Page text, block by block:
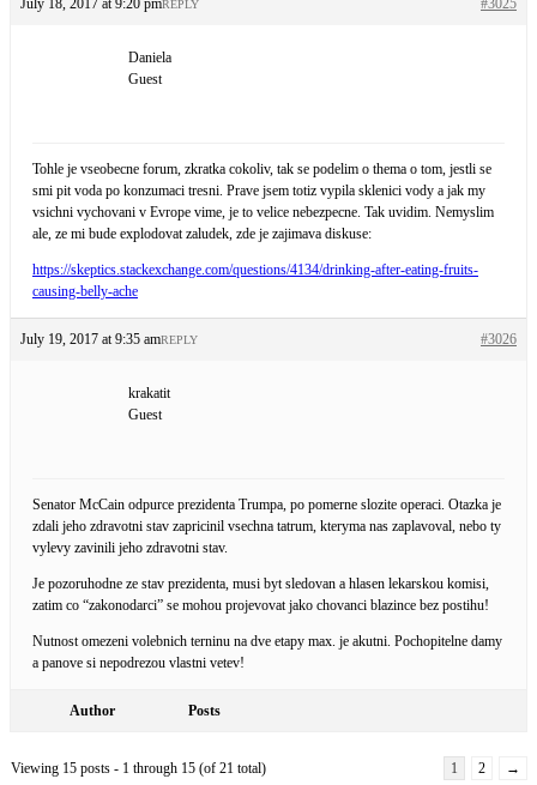
REPLY
Daniela
Guest
Tohle je vseobecne forum, zkratka cokoliv, tak se podelim o thema o tom, jestli se
smi pit voda po konzumaci tresni. Prave jsem totiz vypila sklenici vody a jak my
vsichni vychovani v Evrope vime, je to velice nebezpecne. Tak uvidim. Nemyslim
ale, ze mi bude explodovat zaludek, zde je zajimava diskuse:
https://skeptics.stackexchange.com/questions/4134/drinking-after-eating-fruits-
causing-belly-ache
July 19, 2017 at 9:35 am #3026
REPLY
krakatit
Guest
Senator McCain odpurce prezidenta Trumpa, po pomerne slozite operaci. Otazka je
zdali jeho zdravotni stav zapricinil vsechna tatrum, kteryma nas zaplavoval, nebo ty
vylevy zavinili jeho zdravotni stav.
Je pozoruhodne ze stav prezidenta, musi byt sledovan a hlasen lekarskou komisi,
zatim co “zakonodarci” se mohou projevovat jako chovanci blazince bez postihu!
Nutnost omezeni volebnich terninu na dve etapy max. je akutni. Pochopitelne damy
a panove si nepodrezou vlastni vetev!
Author Posts
Viewing 15 posts - 1 through 15 (of 21 total) 1 2 →